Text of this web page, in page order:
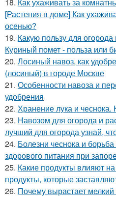
[Растения в доме] Как
осенью?
19. Какую пользу для
Куриный помет - польза или
20. Лосиный навоз, как
(лосиный) в городе Москве
21. Особенности навоза и
удобрения
22. Хранение лука и чеснока.
23. Навозом для огорода и
лучший для огорода узнай,
24. Болезни чеснока и
здорового питания при
25. Какие продукты влияют
продукты, которые
26. Почему вырастает